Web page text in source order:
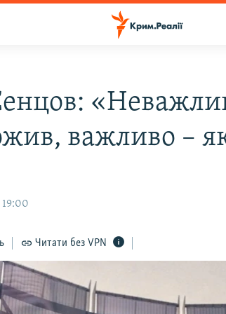
важливо –
19:00
Читати без VPN